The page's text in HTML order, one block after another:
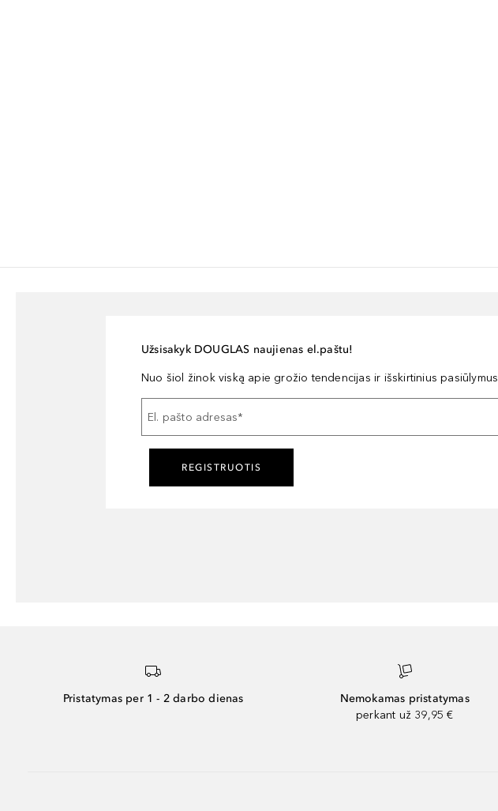
Užsisakyk DOUGLAS naujienas el.paštu!
Nuo šiol žinok viską apie grožio tendencijas ir išskirtinius pasiūlymus
El. pašto adresas*
REGISTRUOTIS
Pristatymas per 1 - 2 darbo dienas
Nemokamas pristatymas
perkant už 39,95 €